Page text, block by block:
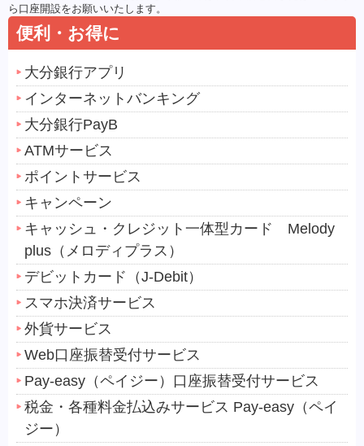
ら口座開設をお願いいたします。
便利・お得に
大分銀行アプリ
インターネットバンキング
大分銀行PayB
ATMサービス
ポイントサービス
キャンペーン
キャッシュ・クレジット一体型カード Melody
plus（メロディプラス）
デビットカード（J-Debit）
スマホ決済サービス
外貨サービス
Web口座振替受付サービス
Pay-easy（ペイジー）口座振替受付サービス
税金・各種料金払込みサービス Pay-easy（ペイ
ジー）